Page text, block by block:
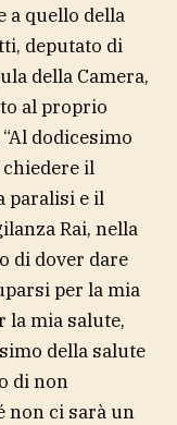
a quello della
deputato di
della Camera,
al proprio
dodicesimo
il
paralisi e il
Rai, nella
di dover dare
per la mia
la mia salute,
della salute
di non
non ci sarà un